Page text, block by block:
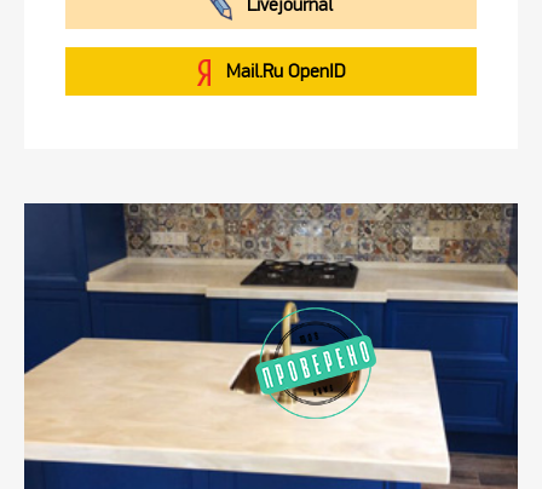
Mail.Ru OpenID